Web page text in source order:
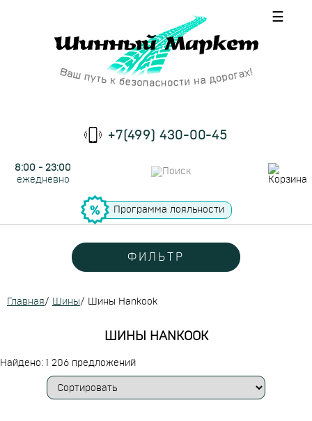
☰
+7(499) 430-00-45
8:00 - 23:00
ежедневно
Программа лояльности
ФИЛЬТР
Главная/ Шины/ Шины Hankook
ШИНЫ HANKOOK
Найдено: 1 206 предложений